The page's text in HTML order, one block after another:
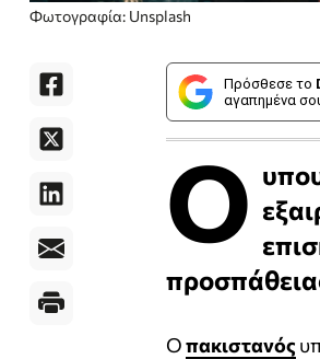
Φωτογραφία: Unsplash
Πρόσθεσε το
αγαπημένα
Ο
Οπακιστανός